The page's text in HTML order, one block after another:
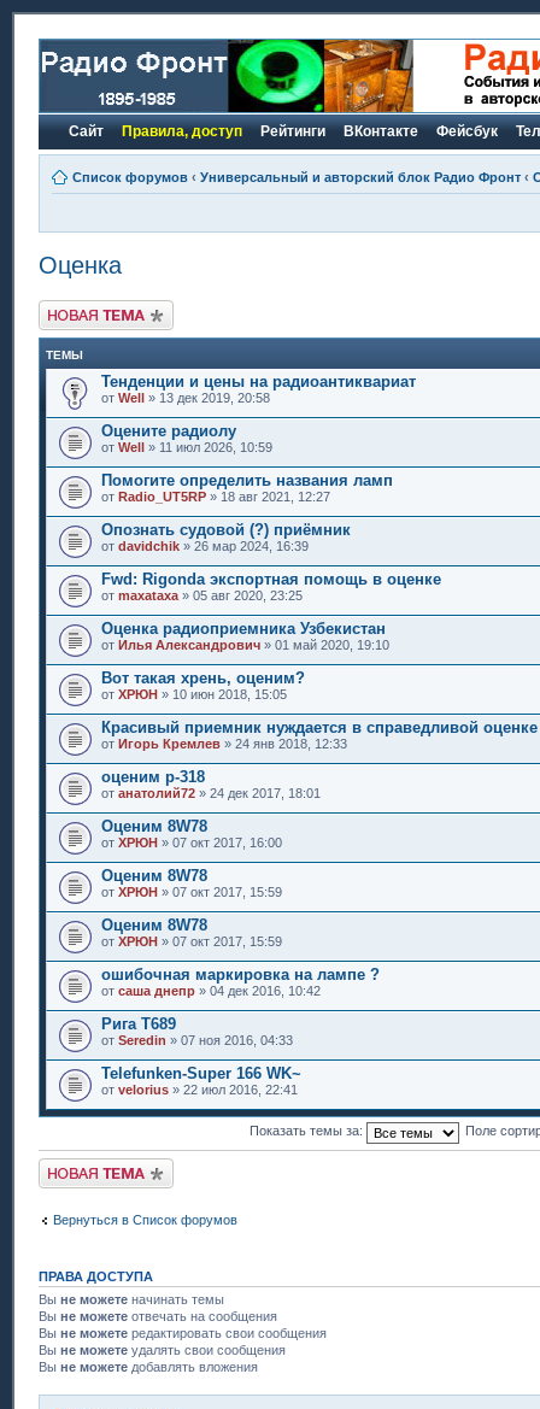
Сайт Правила, доступ Рейтинги ВКонтакте Фейсбук
Список форумов ‹ Универсальный и авторский блок Радио Фронт ‹
Оценка
Новая тема
ТЕМЫ
Тенденции и цены на радиоантиквариат
от Well » 13 дек 2019, 20:58
Оцените радиолу
от Well » 11 июл 2026, 10:59
Помогите определить названия ламп
от Radio_UT5RP » 18 авг 2021, 12:27
Опознать судовой (?) приёмник
от davidchik » 26 мар 2024, 16:39
Fwd: Rigonda экспортная помощь в оценке
от maxataxa » 05 авг 2020, 23:25
Оценка радиоприемника Узбекистан
от Илья Александрович » 01 май 2020, 19:10
Вот такая хрень, оценим?
от ХРЮН » 10 июн 2018, 15:05
Красивый приемник нуждается в справедливой оценке
от Игорь Кремлев » 24 янв 2018, 12:33
оценим р-318
от анатолий72 » 24 дек 2017, 18:01
Оценим 8W78
от ХРЮН » 07 окт 2017, 16:00
Оценим 8W78
от ХРЮН » 07 окт 2017, 15:59
Оценим 8W78
от ХРЮН » 07 окт 2017, 15:59
ошибочная маркировка на лампе ?
от саша днепр » 04 дек 2016, 10:42
Рига Т689
от Seredin » 07 ноя 2016, 04:33
Telefunken-Super 166 WK~
от velorius » 22 июл 2016, 22:41
Показать темы за: Поле
Новая тема
Вернуться в Список форумов
ПРАВА ДОСТУПА
Вы не можете начинать темы
Вы не можете отвечать на сообщения
Вы не можете редактировать свои сообщения
Вы не можете удалять свои сообщения
Вы не можете добавлять вложения